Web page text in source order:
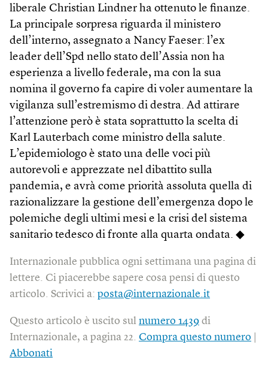
liberale Christian Lindner ha ottenuto le finanze.
La principale sorpresa riguarda il ministero
dell’interno, assegnato a Nancy Faeser: l’ex
leader dell’Spd nello stato dell’Assia non ha
esperienza a livello federale, ma con la sua
nomina il governo fa capire di voler aumentare la
vigilanza sull’estremismo di destra. Ad attirare
l’attenzione però è stata soprattutto la scelta di
Karl Lauterbach come ministro della salute.
L’epidemiologo è stato una delle voci più
autorevoli e apprezzate nel dibattito sulla
pandemia, e avrà come priorità assoluta quella di
razionalizzare la gestione dell’emergenza dopo le
polemiche degli ultimi mesi e la crisi del sistema
sanitario tedesco di fronte alla quarta ondata. ◆
Internazionale pubblica ogni settimana una pagina di
lettere. Ci piacerebbe sapere cosa pensi di questo
articolo. Scrivici a: posta@internazionale.it
Questo articolo è uscito sul numero 1439 di
Internazionale, a pagina 22. Compra questo numero
Abbonati